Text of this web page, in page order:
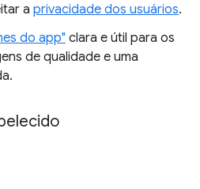
a privacidade dos usuários.
do app" clara e útil para os
de qualidade e uma